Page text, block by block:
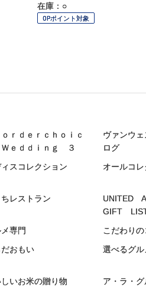
在庫：○
OPポイント対象
ｏｒｄｅｒｃｈｏｉｃ
ｅｄｄｉｎｇ ３
ヴァンウ
ログ
ィスコレクション オールコ
レストラン
UNITED
GIFT
専門 こだわり
おもい 選べるグル
いお米の贈り物 ア・ラ・グ